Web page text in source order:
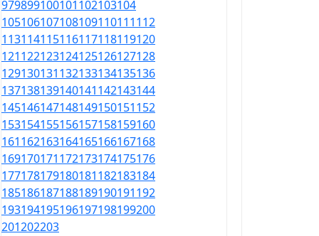
979899100101102103104
105106107108109110111112
113114115116117118119120
121122123124125126127128
129130131132133134135136
137138139140141142143144
145146147148149150151152
153154155156157158159160
161162163164165166167168
169170171172173174175176
177178179180181182183184
185186187188189190191192
193194195196197198199200
201202203